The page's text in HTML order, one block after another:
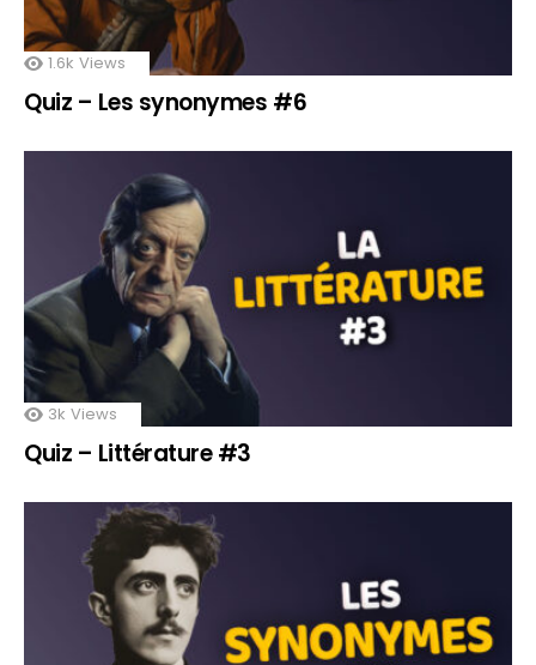
1.6k Views
Quiz – Les synonymes #6
3k Views
Quiz – Littérature #3